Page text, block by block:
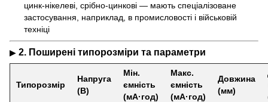
цинк-нікелеві, срібно-цинкові — мають спеціалізоване
застосування, наприклад, в промисловості і військовій
техніці
▶ 2. Поширені типорозміри та параметри
Типорозмір
Напруга
(В)
Мін.
ємність
(мА·год)
Макс.
ємність
(мА·год)
Довжина
(мм)